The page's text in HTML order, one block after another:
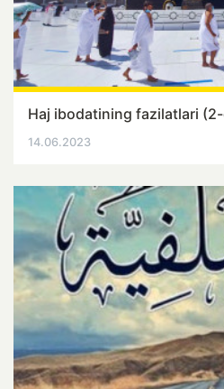
Haj ibodatining fazilatlari
14.06.2023